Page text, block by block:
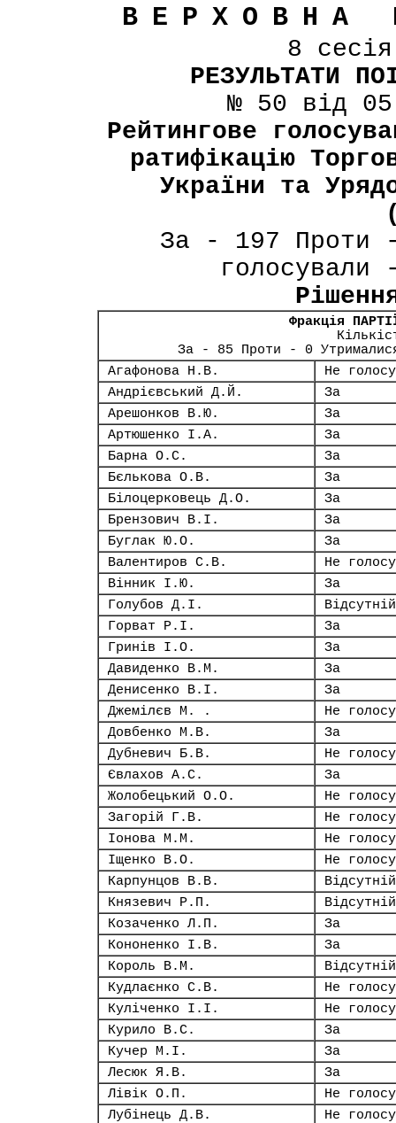
ВЕРХОВНА
8
РЕЗУЛЬТАТИ
№ 50 від
Рейтингове
ратифікацію
України та
За - 197 Проти
Фракція
За - 85 Проти - 0
Агафонова Н.В.
Не
Андрієвський Д.Й.
За
Арешонков В.Ю.
За
Артюшенко І.А.
За
Барна О.С.
За
Бєлькова О.В.
За
Білоцерковець Д.О.
За
Брензович В.І.
За
Буглак Ю.О.
За
Валентиров С.В.
Не
Вінник І.Ю.
За
Голубов Д.І.
Відсутній
Горват Р.І.
За
Гринів І.О.
За
Давиденко В.М.
За
Денисенко В.І.
За
Джемілєв М. .
Не
Довбенко М.В.
За
Дубневич Б.В.
Не
Євлахов А.С.
За
Жолобецький О.О.
Не
Загорій Г.В.
Не
Іонова М.М.
Не
Іщенко В.О.
Не
Карпунцов В.В.
Відсутній
Князевич Р.П.
Відсутній
Козаченко Л.П.
За
Кононенко І.В.
За
Король В.М.
Відсутній
Кудлаєнко С.В.
Не
Куліченко І.І.
Не
Курило В.С.
За
Кучер М.І.
За
Лесюк Я.В.
За
Лівік О.П.
Не
Лубінець Д.В.
Не